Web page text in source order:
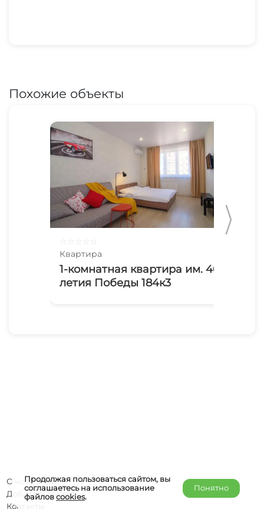
Похожие объекты
Квартира
1-комнатная квартира им. 40-
летия Победы 184к3
Продолжая пользоваться сайтом, вы
соглашаетесь на использование
файловcookies.
Понятно
О компании
Добавить объект
Контакты